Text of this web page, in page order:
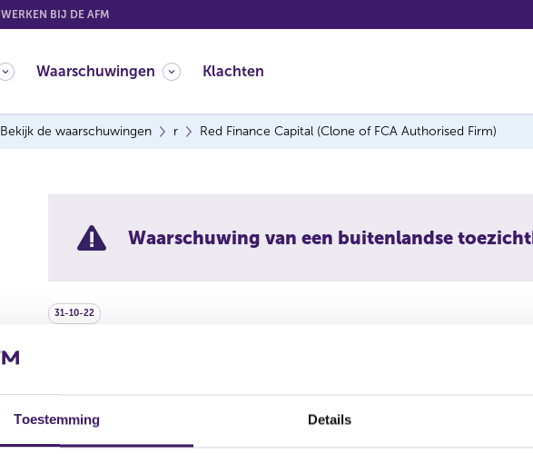
Toestemming Details
WERKEN BIJ DE AFM
Waarschuwingen Klachten
Bekijk de waarschuwingen r Red Finance Capital (Clone of FCA Authorised Firm)
Waarschuwing van een buitenlandse
31-10-22
Red Finance Capital (Clone of FCA
Firm)